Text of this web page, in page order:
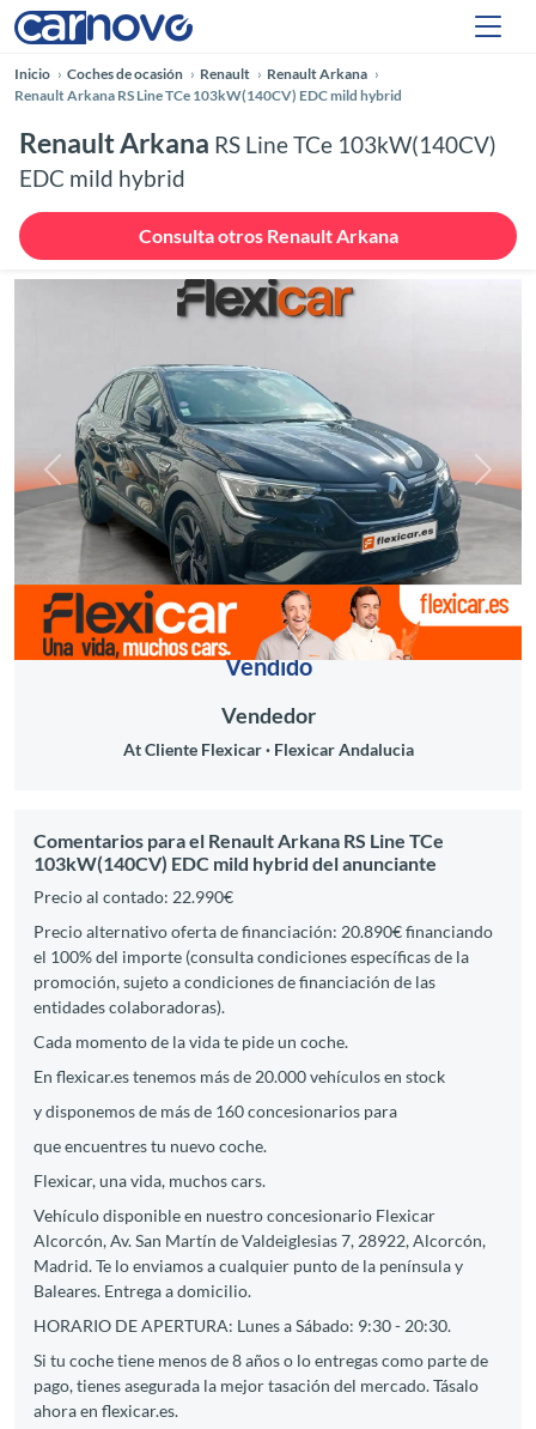
Inicio Coches de ocasión Renault
Renault Arkana
Renault Arkana RS Line TCe 103kW(140CV) EDC mild hybrid
Renault Arkana RS Line TCe 103kW(140CV)
EDC mild hybrid
Consulta otros Renault Arkana
Anterior
Vendido
Vendedor
At Cliente Flexicar Flexicar Andalucia
Comentarios para el Renault Arkana RS Line TCe
103kW(140CV) EDC mild hybrid del anunciante
Precio al contado: 22.990€
Precio alternativo oferta de financiación: 20.890€ financiando
el 100% del importe (consulta condiciones específicas de la
promoción, sujeto a condiciones de financiación de las
entidades colaboradoras).
Cada momento de la vida te pide un coche.
En flexicar.es tenemos más de 20.000 vehículos en stock
y disponemos de más de 160 concesionarios para
que encuentres tu nuevo coche.
Flexicar, una vida, muchos cars.
Vehículo disponible en nuestro concesionario Flexicar
Alcorcón, Av. San Martín de Valdeiglesias 7, 28922, Alcorcón,
Madrid. Te lo enviamos a cualquier punto de la península y
Baleares. Entrega a domicilio.
HORARIO DE APERTURA: Lunes a Sábado: 9:30 - 20:30.
Si tu coche tiene menos de 8 años o lo entregas como parte de
pago, tienes asegurada la mejor tasación del mercado. Tásalo
ahora en flexicar.es.